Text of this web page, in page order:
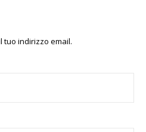
tuo indirizzo email.